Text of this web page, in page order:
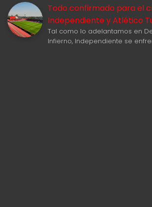
Todo confirmado para el
Independiente y Atlético
Tal como lo adelantamos en
Infierno, Independiente se